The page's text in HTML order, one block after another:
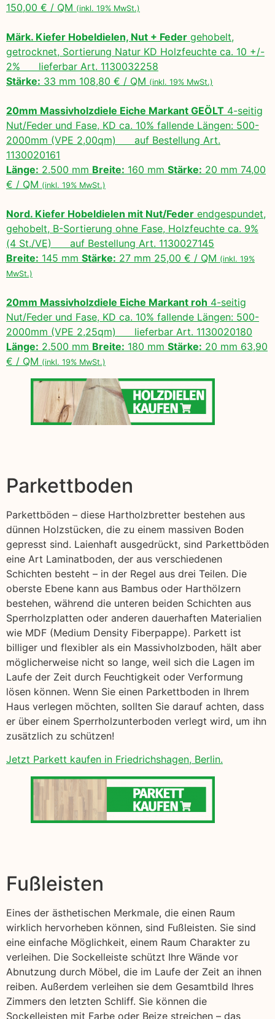
150,00 € / QM (inkl. 19% MwSt.)
Märk. Kiefer Hobeldielen, Nut + Feder gehobelt,
getrocknet, Sortierung Natur KD Holzfeuchte ca. 10 +/-
2% lieferbar Art. 1130032258
Stärke: 33 mm 108,80 € / QM (inkl. 19% MwSt.)
20mm Massivholzdiele Eiche Markant GEÖLT 4-seitig
Nut/Feder und Fase, KD ca. 10% fallende Längen: 500-
2000mm (VPE 2,00qm) auf Bestellung Art.
1130020161
Länge: 2.500 mm Breite: 160 mm Stärke: 20 mm 74,00
€ / QM (inkl. 19% MwSt.)
Nord. Kiefer Hobeldielen mit Nut/Feder endgespundet,
gehobelt, B-Sortierung ohne Fase, Holzfeuchte ca. 9%
(4 St./VE) auf Bestellung Art. 1130027145
Breite: 145 mm Stärke: 27 mm 25,00 € / QM (inkl. 19%
MwSt.)
20mm Massivholzdiele Eiche Markant roh 4-seitig
Nut/Feder und Fase, KD ca. 10% fallende Längen: 500-
2000mm (VPE 2,25qm) lieferbar Art. 1130020180
Länge: 2.500 mm Breite: 180 mm Stärke: 20 mm 63,90
€ / QM (inkl. 19% MwSt.)
Parkettboden
Parkettböden – diese Hartholzbretter bestehen aus
dünnen Holzstücken, die zu einem massiven Boden
gepresst sind. Laienhaft ausgedrückt, sind Parkettböden
eine Art Laminatboden, der aus verschiedenen
Schichten besteht – in der Regel aus drei Teilen. Die
oberste Ebene kann aus Bambus oder Harthölzern
bestehen, während die unteren beiden Schichten aus
Sperrholzplatten oder anderen dauerhaften Materialien
wie MDF (Medium Density Fiberpappe). Parkett ist
billiger und flexibler als ein Massivholzboden, hält aber
möglicherweise nicht so lange, weil sich die Lagen im
Laufe der Zeit durch Feuchtigkeit oder Verformung
lösen können. Wenn Sie einen Parkettboden in Ihrem
Haus verlegen möchten, sollten Sie darauf achten, dass
er über einem Sperrholzunterboden verlegt wird, um ihn
zusätzlich zu schützen!
Jetzt Parkett kaufen in Friedrichshagen, Berlin.
Fußleisten
Eines der ästhetischen Merkmale, die einen Raum
wirklich hervorheben können, sind Fußleisten. Sie sind
eine einfache Möglichkeit, einem Raum Charakter zu
verleihen. Die Sockelleiste schützt Ihre Wände vor
Abnutzung durch Möbel, die im Laufe der Zeit an ihnen
reiben. Außerdem verleihen sie dem Gesamtbild Ihres
Zimmers den letzten Schliff. Sie können die
Sockelleisten mit Farbe oder Beize streichen – das